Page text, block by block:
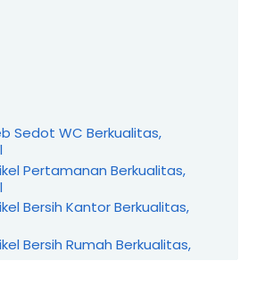
Sedot WC Berkualitas,
Pertamanan Berkualitas,
Bersih Kantor Berkualitas,
Bersih Rumah Berkualitas,